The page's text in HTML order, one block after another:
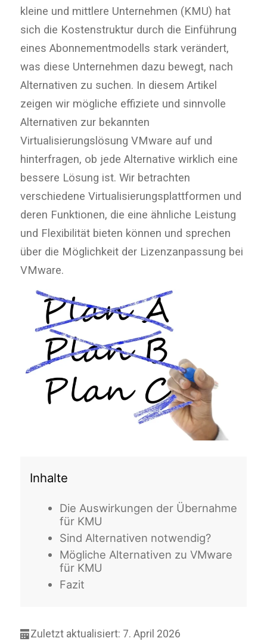
kleine und mittlere Unternehmen (KMU) hat
sich die Kostenstruktur durch die Einführung
eines Abonnementmodells stark verändert,
was diese Unternehmen dazu bewegt, nach
Alternativen zu suchen. In diesem Artikel
zeigen wir mögliche effiziete und sinnvolle
Alternativen zur bekannten
Virtualisierungslösung VMware auf und
hinterfragen, ob jede Alternative wirklich eine
bessere Lösung ist. Wir betrachten
verschiedene Virtualisierungsplattformen und
deren Funktionen, die eine ähnliche Leistung
und Flexibilität bieten können und sprechen
über die Möglichkeit der Lizenzanpassung bei
VMware.
Inhalte
Die Auswirkungen der Übernahme
für KMU
Sind Alternativen notwendig?
Mögliche Alternativen zu VMware
für KMU
Fazit
Zuletzt aktualisiert: 7. April 2026